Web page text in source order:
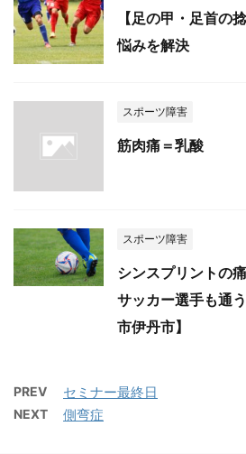
【足の甲・足首の
悩みを解決
スポーツ障害
筋肉痛＝乳酸
スポーツ障害
シンスプリントの
サッカー選手も通
市伊丹市】
PREV セミナー最終日
NEXT 側弯症